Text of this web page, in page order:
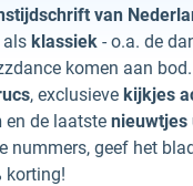
van
als klassiek - o.a. de
komen aan
, exclusieve kijkjes
en de laatste nieuwtjes
nummers, geef het
korting!